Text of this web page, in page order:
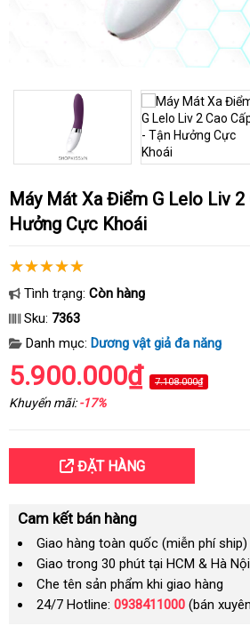
Máy Mát Xa Điểm G Lelo Liv 2 Cao Cấp - Tận
Hưởng Cực Khoái
Tình trạng: Còn hàng
Sku: 7363
Danh mục: Dương vật giả đa năng
5.900.000₫ 7.108.000₫
Khuyến mãi:-17%
ĐẶT HÀNG
Cam kết bán hàng
Giao hàng toàn quốc (miễn phí ship)
Giao trong 30 phút tại HCM & Hà
Che tên sản phẩm khi giao hàng
24/7 Hotline: 0938411000 (bán